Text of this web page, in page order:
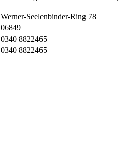
Werner-Seelenbinder-Ring 78
06849
0340 8822465
0340 8822465